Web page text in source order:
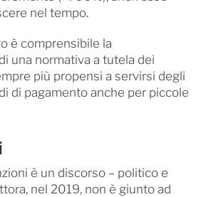
nel tempo.
è comprensibile la
una normativa a tutela dei
più propensi a servirsi degli
di pagamento anche per piccole
è un discorso – politico e
nel 2019, non è giunto ad